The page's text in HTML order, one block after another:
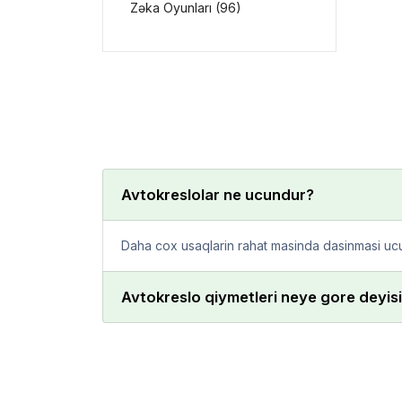
Zəka Oyunları (96)
Avtokreslolar ne ucundur?
Daha cox usaqlarin rahat masinda dasinmasi
Avtokreslo qiymetleri neye gore